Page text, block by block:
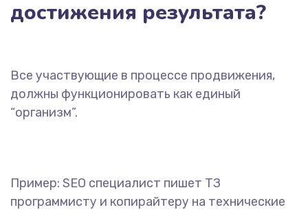
достижения результата?
Все участвующие в процессе продвижения,
должны функционировать как единый
“организм”.
Пример: SEO специалист пишет ТЗ
программисту и копирайтеру на технические